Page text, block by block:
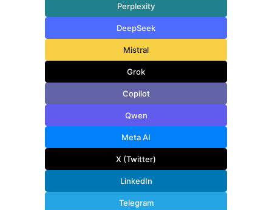
Perplexity
DeepSeek
Mistral
Grok
Copilot
Qwen
Meta AI
X (Twitter)
LinkedIn
Telegram